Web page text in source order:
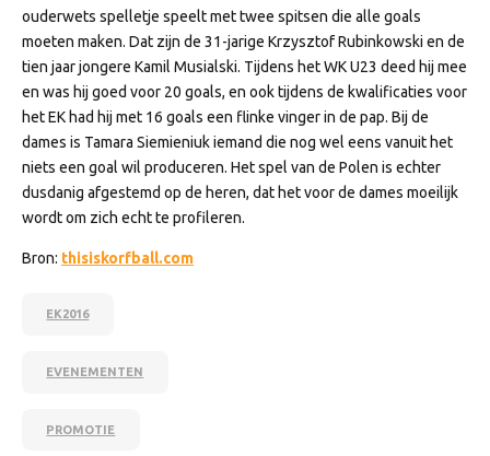
ouderwets spelletje speelt met twee spitsen die alle goals
moeten maken. Dat zijn de 31-jarige Krzysztof Rubinkowski en de
tien jaar jongere Kamil Musialski. Tijdens het WK U23 deed hij mee
en was hij goed voor 20 goals, en ook tijdens de kwalificaties voor
het EK had hij met 16 goals een flinke vinger in de pap. Bij de
dames is Tamara Siemieniuk iemand die nog wel eens vanuit het
niets een goal wil produceren. Het spel van de Polen is echter
dusdanig afgestemd op de heren, dat het voor de dames moeilijk
wordt om zich echt te profileren.
Bron: thisiskorfball.com
EK2016
EVENEMENTEN
PROMOTIE